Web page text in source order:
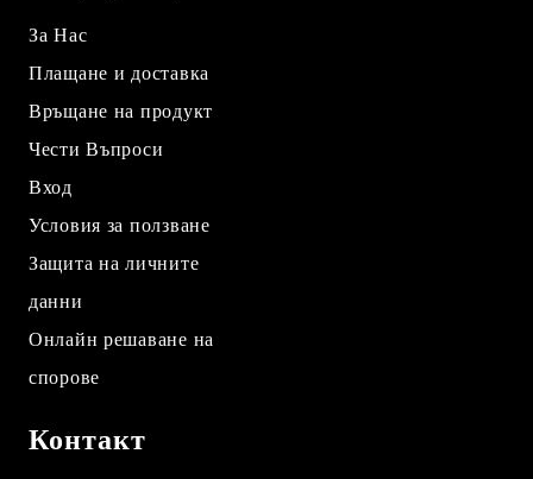
За Нас
Плащане и доставка
Връщане на продукт
Чести Въпроси
Вход
Условия за ползване
Защита на личните
данни
Онлайн решаване на
спорове
Контакт